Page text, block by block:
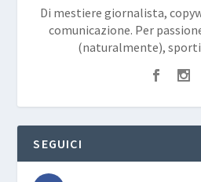
Di mestiere giornalista,
comunicazione. Per
(naturalmente),
SEGUICI